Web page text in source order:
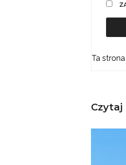
Ta
Czytaj